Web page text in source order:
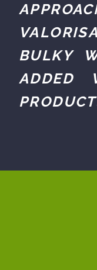
BULKY
ADDED